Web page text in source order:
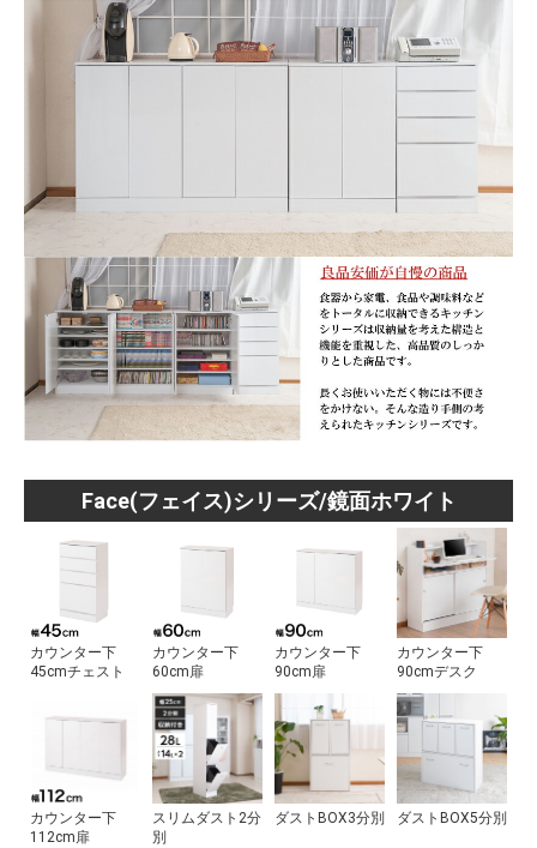
Face(フェイス)シリーズ/鏡面ホワイト
カウンター下
45cmチェスト
カウンター下
60cm扉
カウンター下
90cm扉
カウンター下
90cmデスク
カウンター下
112cm扉
スリムダスト2分
別
ダストBOX3分別 ダストBOX5分別